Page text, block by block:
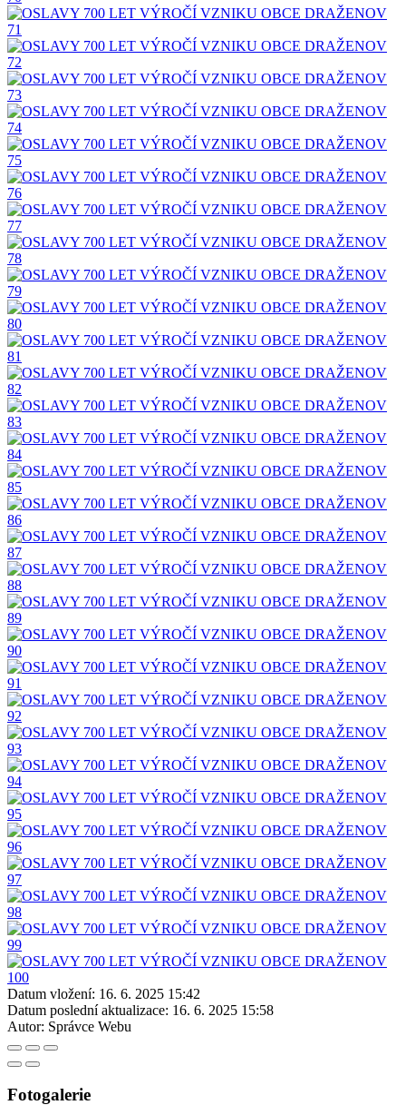
Datum vložení: 16. 6. 2025 15:42
Datum poslední aktualizace: 16. 6. 2025 15:58
Autor: Správce Webu
Fotogalerie